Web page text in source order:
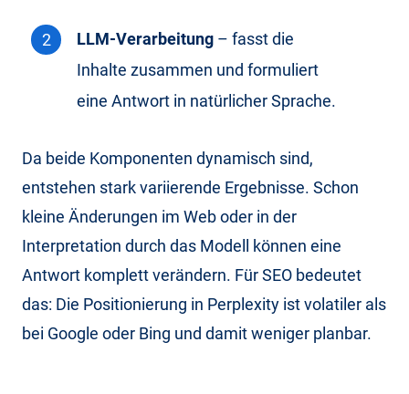
LLM-Verarbeitung – fasst die
Inhalte zusammen und formuliert
eine Antwort in natürlicher Sprache.
Da beide Komponenten dynamisch sind,
entstehen stark variierende Ergebnisse. Schon
kleine Änderungen im Web oder in der
Interpretation durch das Modell können eine
Antwort komplett verändern. Für SEO bedeutet
das: Die Positionierung in Perplexity ist volatiler als
bei Google oder Bing und damit weniger planbar.